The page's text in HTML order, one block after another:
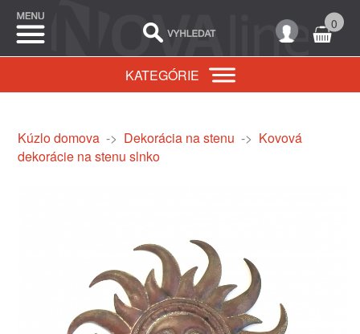
0
KATEGÓRIE
Kúzlo domova-> Dekorácia na stenu -> Kovová
dekorácie na stenu slnko